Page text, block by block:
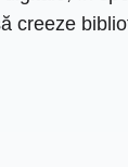
creeze